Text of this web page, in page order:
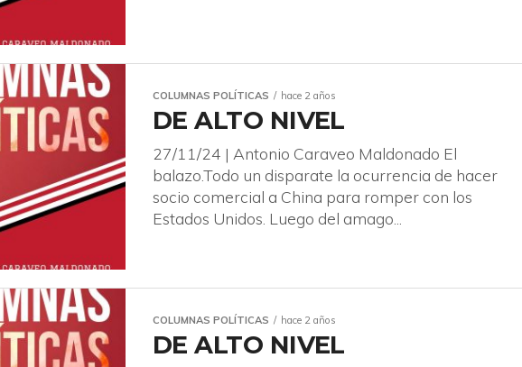
COLUMNAS POLÍTICAS hace 2 años
DE ALTO NIVEL
27/11/24 | Antonio Caraveo Maldonado El
balazo.Todo un disparate la ocurrencia de hacer
socio comercial a China para romper con los
Estados Unidos. Luego del amago...
COLUMNAS POLÍTICAS hace 2 años
DE ALTO NIVEL